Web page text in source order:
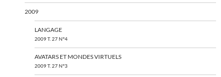
2009
LANGAGE
2009 T. 27 N°4
AVATARS ET MONDES VIRTUELS
2009 T. 27 N°3